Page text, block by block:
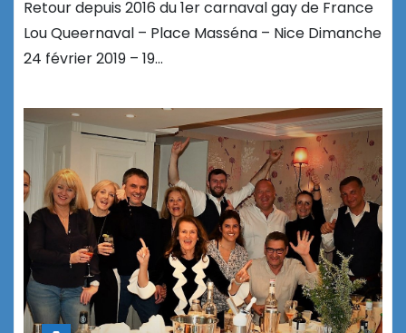
Retour depuis 2016 du 1er carnaval gay de France
Lou Queernaval – Place Masséna – Nice Dimanche
24 février 2019 – 19…